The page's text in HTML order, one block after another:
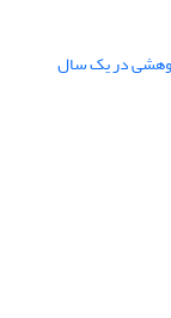
در یک سال